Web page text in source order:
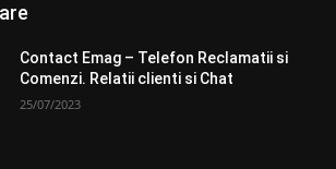
Contact Emag – Telefon Reclamatii si
Comenzi. Relatii clienti si Chat
25/07/2023